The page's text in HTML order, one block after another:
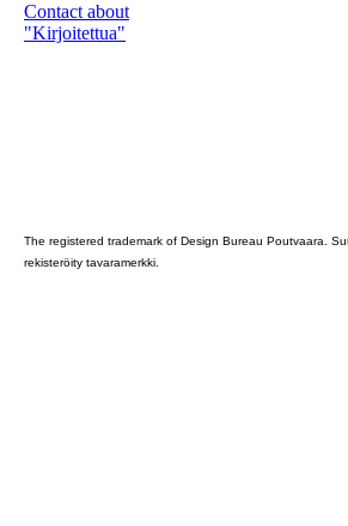
Contact about
"Kirjoitettua"
The registered trademark of Design Bureau Poutvaara.
rekisteröity tavaramerkki.